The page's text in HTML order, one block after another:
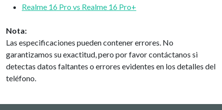
Realme 16 Pro vs Realme 16 Pro+
Nota:
Las especificaciones pueden contener errores. No
garantizamos su exactitud, pero por favor contáctanos si
detectas datos faltantes o errores evidentes en los detalles del
teléfono.